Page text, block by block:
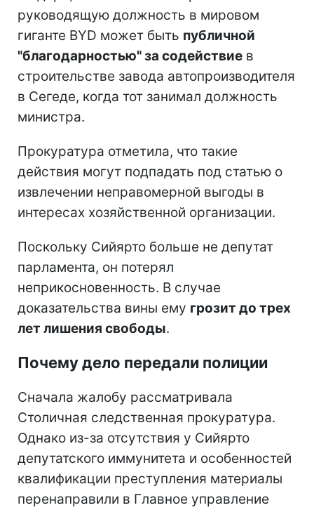
руководящую должность в мировом
гиганте BYD может быть публичной
"благодарностью" за содействие в
строительстве завода автопроизводителя
в Сегеде, когда тот занимал должность
министра.
Прокуратура отметила, что такие
действия могут подпадать под статью о
извлечении неправомерной выгоды в
интересах хозяйственной организации.
Поскольку Сийярто больше не депутат
парламента, он потерял
неприкосновенность. В случае
доказательства вины ему грозит до трех
лет лишения свободы.
Почему дело передали полиции
Сначала жалобу рассматривала
Столичная следственная прокуратура.
Однако из-за отсутствия у Сийярто
депутатского иммунитета и особенностей
квалификации преступления материалы
перенаправили в Главное управление